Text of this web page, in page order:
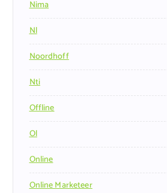
Nima
Nl
Noordhoff
Nti
Offline
Ol
Online
Online Marketeer